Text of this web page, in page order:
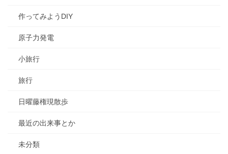
作ってみようDIY
原子力発電
小旅行
旅行
日曜藤権現散歩
最近の出来事とか
未分類